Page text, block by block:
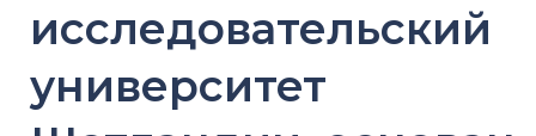
исследовательский
университет